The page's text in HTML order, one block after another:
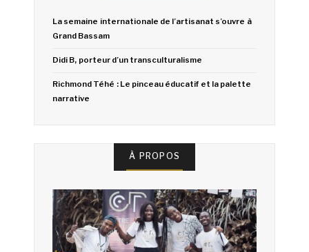
La semaine internationale de l’artisanat s’ouvre à
Grand Bassam
Didi B, porteur d’un transculturalisme
Richmond Téhé : Le pinceau éducatif et la palette
narrative
À PROPOS